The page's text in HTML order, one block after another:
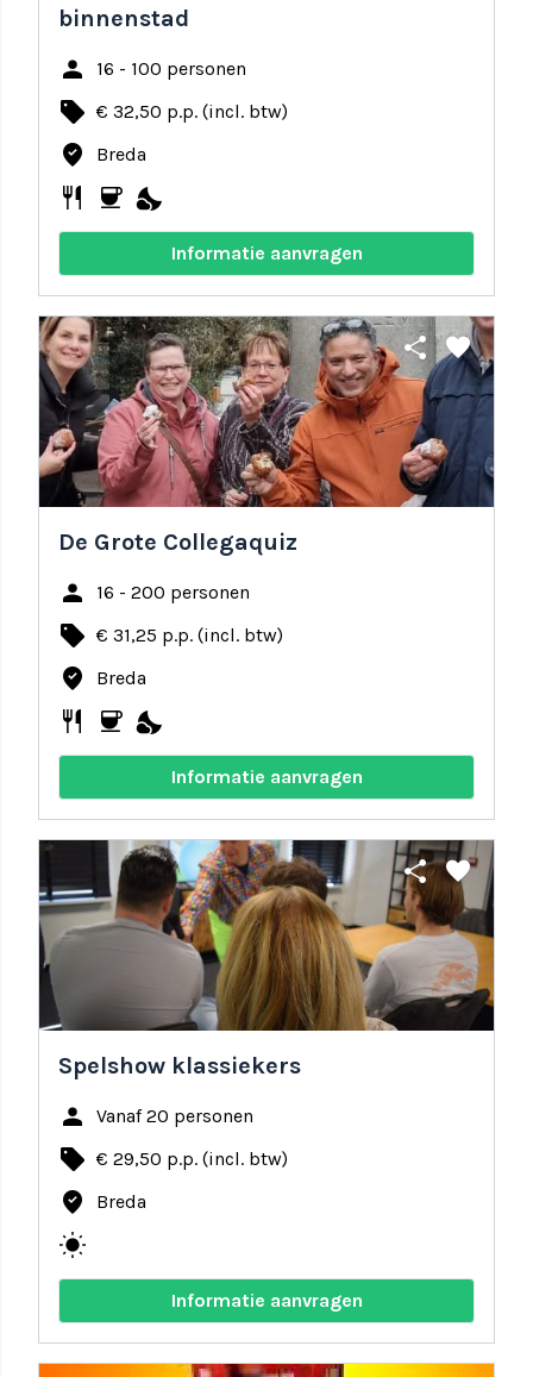
binnenstad
person 16 - 100 personen
local_offer € 32,50 p.p. (incl. btw)
where_to_vote Breda
restaurant coffee nights_stay
Informatie aanvragen
share favorite
De Grote Collegaquiz
person 16 - 200 personen
local_offer € 31,25 p.p. (incl. btw)
where_to_vote Breda
restaurant coffee nights_stay
Informatie aanvragen
share favorite
Spelshow klassiekers
person Vanaf 20 personen
local_offer € 29,50 p.p. (incl. btw)
where_to_vote Breda
wb_sunny
Informatie aanvragen